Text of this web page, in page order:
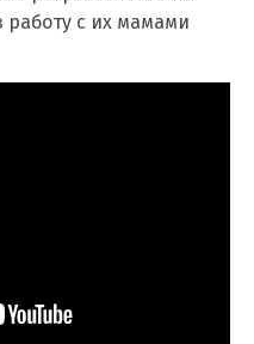
работу с их мамами